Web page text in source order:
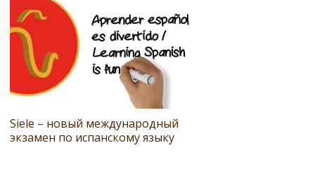
Siele – новый международный
экзамен по испанскому языку